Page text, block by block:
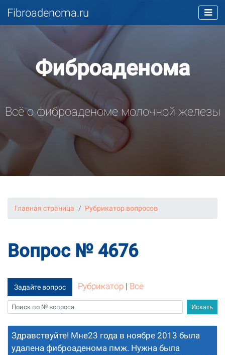
Fibroadenoma.ru
Фиброаденома
Всё о фиброаденоме молочной железы
Главная страница Рубрикатор вопросов
Вопрос № 4676
Задайте вопрос Рубрикатор| Все
Здравствуйте! Мне23 года в ноябре 2013 была
удалена фиброаденома пмж. Нужна была